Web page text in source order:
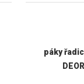
páky